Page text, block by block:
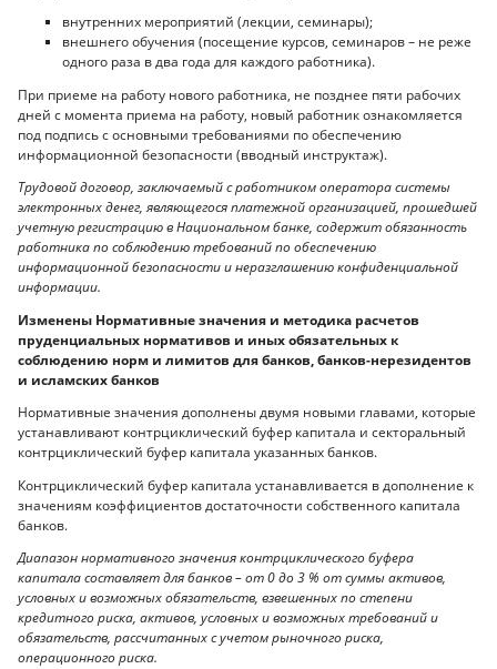
внутренних мероприятий (лекции, семинары);
внешнего обучения (посещение курсов, семинаров – не реже
одного раза в два года для каждого работника).
При приеме на работу нового работника, не позднее пяти рабочих
дней с момента приема на работу, новый работник ознакомляется
под подпись с основными требованиями по обеспечению
информационной безопасности (вводный инструктаж).
Трудовой договор, заключаемый с работником оператора системы
электронных денег, являющегося платежной организацией, прошедшей
учетную регистрацию в Национальном банке, содержит обязанность
работника по соблюдению требований по обеспечению
информационной безопасности и неразглашению конфиденциальной
информации.
Изменены Нормативные значения и методика расчетов
пруденциальных нормативов и иных обязательных к
соблюдению норм и лимитов для банков, банков-нерезидентов
и исламских банков
Нормативные значения дополнены двумя новыми главами, которые
устанавливают контрциклический буфер капитала и секторальный
контрциклический буфер капитала указанных банков.
Контрциклический буфер капитала устанавливается в дополнение к
значениям коэффициентов достаточности собственного капитала
банков.
Диапазон нормативного значения контрциклического буфера
капитала составляет для банков – от 0 до 3 % от суммы активов,
условных и возможных обязательств, взвешенных по степени
кредитного риска, активов, условных и возможных требований и
обязательств, рассчитанных с учетом рыночного риска,
операционного риска.